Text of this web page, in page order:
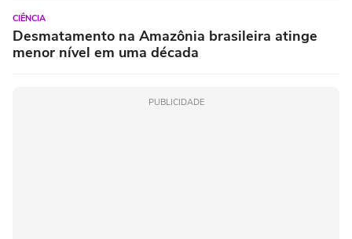
CIÊNCIA
Desmatamento na Amazônia brasileira atinge
menor nível em uma década
PUBLICIDADE